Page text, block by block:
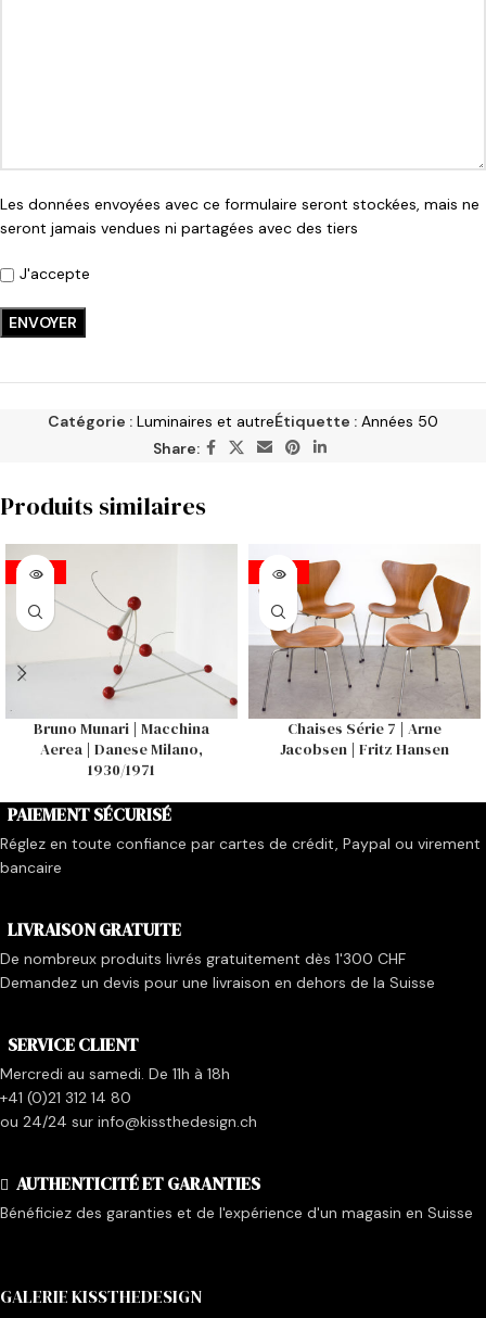
Les données envoyées avec ce formulaire seront stockées, mais ne
seront jamais vendues ni partagées avec des tiers
J'accepte
Catégorie : Luminaires et autreÉtiquette : Années 50
Share:
Produits similaires
VENDU
Bruno Munari | Macchina
Aerea | Danese Milano,
1930/1971
VENDU
Chaises Série 7 | Arne
Jacobsen | Fritz Hansen
PAIEMENT SÉCURISÉ
Réglez en toute confiance par cartes de crédit, Paypal ou virement
bancaire
LIVRAISON GRATUITE
De nombreux produits livrés gratuitement dès 1'300 CHF
Demandez un devis pour une livraison en dehors de la Suisse
SERVICE CLIENT
Mercredi au samedi. De 11h à 18h
+41 (0)21 312 14 80
ou 24/24 sur info@kissthedesign.ch
AUTHENTICITÉ ET GARANTIES
Bénéficiez des garanties et de l'expérience d'un magasin en Suisse
GALERIE KISSTHEDESIGN